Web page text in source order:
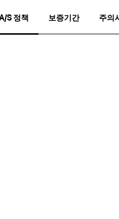
S 정책 보증기간 주의